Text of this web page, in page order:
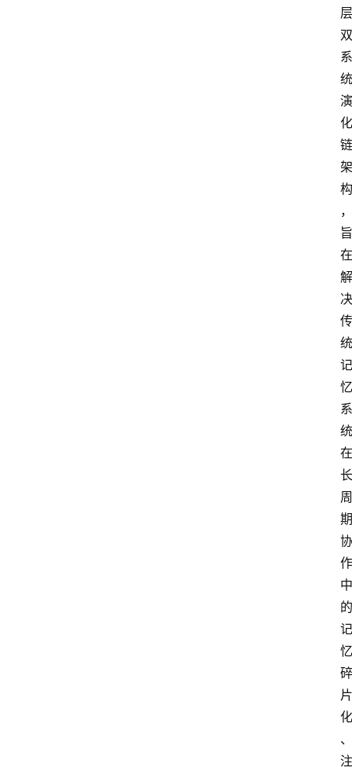
层
双
系
统
演
化
链
架
构
，
旨
在
解
决
传
统
记
忆
系
统
在
长
周
期
协
作
中
的
记
忆
碎
片
化
、
注